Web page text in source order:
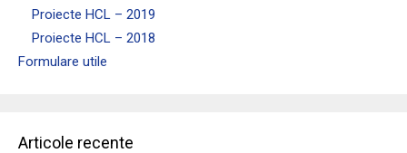
Proiecte HCL – 2019
Proiecte HCL – 2018
Formulare utile
Articole recente